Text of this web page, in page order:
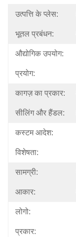
उत्पत्ति के प्लेस:
भूतल प्रबंधन:
औद्योगिक उपयोग:
प्रयोग:
कागज़ का प्रकार:
सीलिंग और हैंडल:
कस्टम आदेश:
विशेषता:
सामग्री:
आकार:
लोगो:
प्रकार: